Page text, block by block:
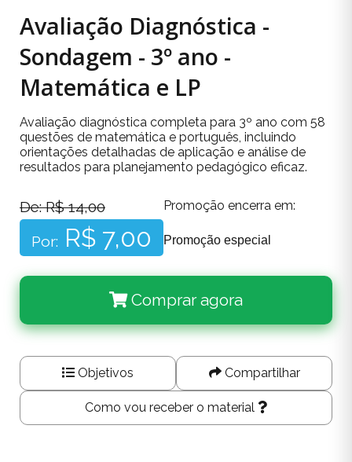
Avaliação Diagnóstica -
Sondagem - 3º ano -
Matemática e LP
Avaliação diagnóstica completa para 3º ano com 58
questões de matemática e português, incluindo
orientações detalhadas de aplicação e análise de
resultados para planejamento pedagógico eficaz.
De: R$ 14,00
Por: R$ 7,00
Promoção encerra em:
Promoção especial
Comprar agora
Objetivos Compartilhar
Como vou receber o material